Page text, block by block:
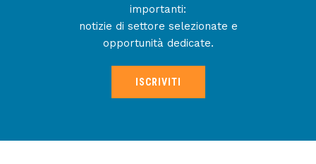
importanti:
notizie di settore selezionate e
opportunità dedicate.
ISCRIVITI